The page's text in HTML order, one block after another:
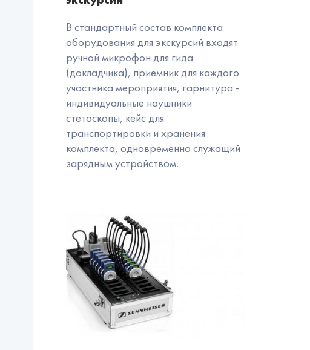
В стандартный состав комплекта
оборудования для экскурсий входят
ручной микрофон для гида
(докладчика), приемник для каждого
участника мероприятия, гарнитура -
индивидуальные наушники
стетоскопы, кейс для
транспортировки и хранения
комплекта, одновременно служащий
зарядным устройством.